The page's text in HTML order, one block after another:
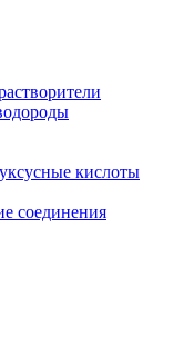
кислоты
соединения